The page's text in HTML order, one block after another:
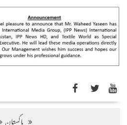
پاکستان